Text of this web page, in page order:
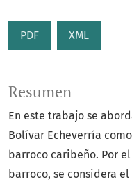
PDF XML
Resumen
En este trabajo se
Bolívar Echeverría
barroco caribeño. Por
barroco, se considera